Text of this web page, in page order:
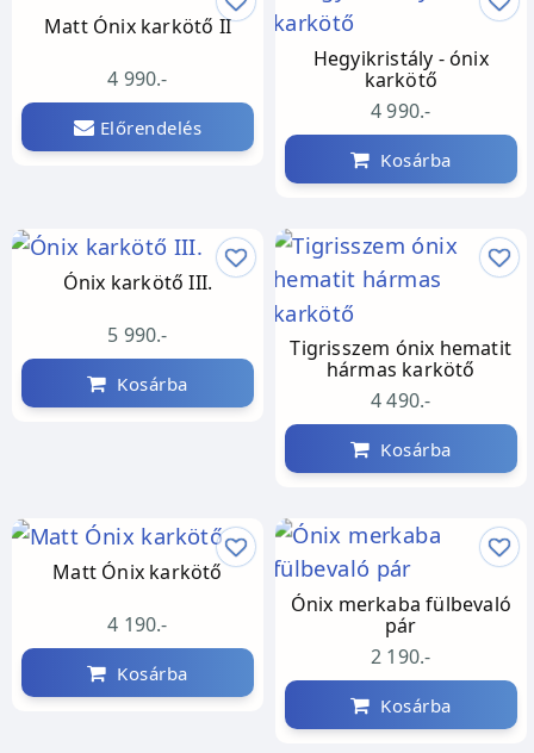
Matt Ónix karkötő II
4 990.-
Előrendelés
Hegyikristály - ónix
karkötő
4 990.-
Kosárba
Ónix karkötő III.
5 990.-
Kosárba
Tigrisszem ónix hematit
hármas karkötő
4 490.-
Kosárba
Matt Ónix karkötő
4 190.-
Kosárba
Ónix merkaba fülbevaló
pár
2 190.-
Kosárba